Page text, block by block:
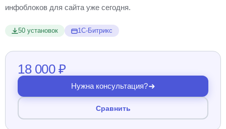
инфоблоков для сайта уже сегодня.
50 установок 1С-Битрикс
18 000 ₽
Нужна консультация?
Сравнить